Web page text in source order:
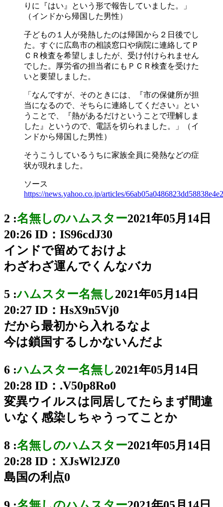
りに『はい』という形で報告していました。」
（インドから帰国した男性）
子どもの１人が発熱したのは帰国から２日後でし
た。すぐに広島市の相談窓口や病院に連絡してＰ
ＣＲ検査を希望しましたが、受け付けられません
でした。厚労省の担当者にもＰＣＲ検査を受けた
いと要望しました。
「なんですが、そのときには、『市の保健所が担
当になるので、そちらに連絡してください』とい
うことで、『熱があるだけということで理解しま
した』というので、電話を切られました。」（イ
ンドから帰国した男性）
そうこうしているうちに家族全員に発熱などの症
状が現れました。
ソース
https://news.yahoo.co.jp/articles/
2 :名無しのハムスター2021年05月14日
20:26 ID：IS96cdJ30
インドで留めておけよ
わざわざ運んでくんなバカ
5 :ハムスター名無し2021年05月14日
20:27 ID：HsX9n5Vj0
だから最初から入れるなよ
今は鎖国するしかないんだよ
6 :ハムスター名無し2021年05月14日
20:28 ID：.V50p8Ro0
変異ウイルスは同居してたらまず間違
いなく感染しちゃうってことか
8 :名無しのハムスター2021年05月14日
20:28 ID：XJsWl2JZ0
島国の利点0